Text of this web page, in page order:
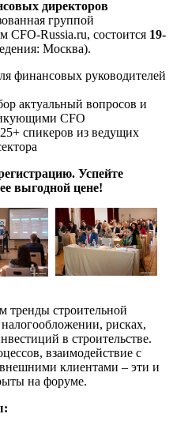
директоров
группой
CFO-Russia.ru, состоится 19-
Москва).
финансовых руководителей
актуальный вопросов и
CFO
25+ спикеров из ведущих
Успейте
выгодной цене!
тренды строительной
рисках,
в строительстве.
взаимодействие с
клиентами – эти и
на форуме.